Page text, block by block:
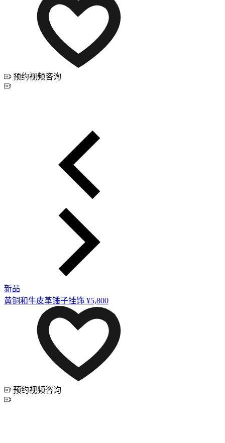
预约视频咨询
新品
黄铜和牛皮革锤子挂饰 ¥5,800
预约视频咨询